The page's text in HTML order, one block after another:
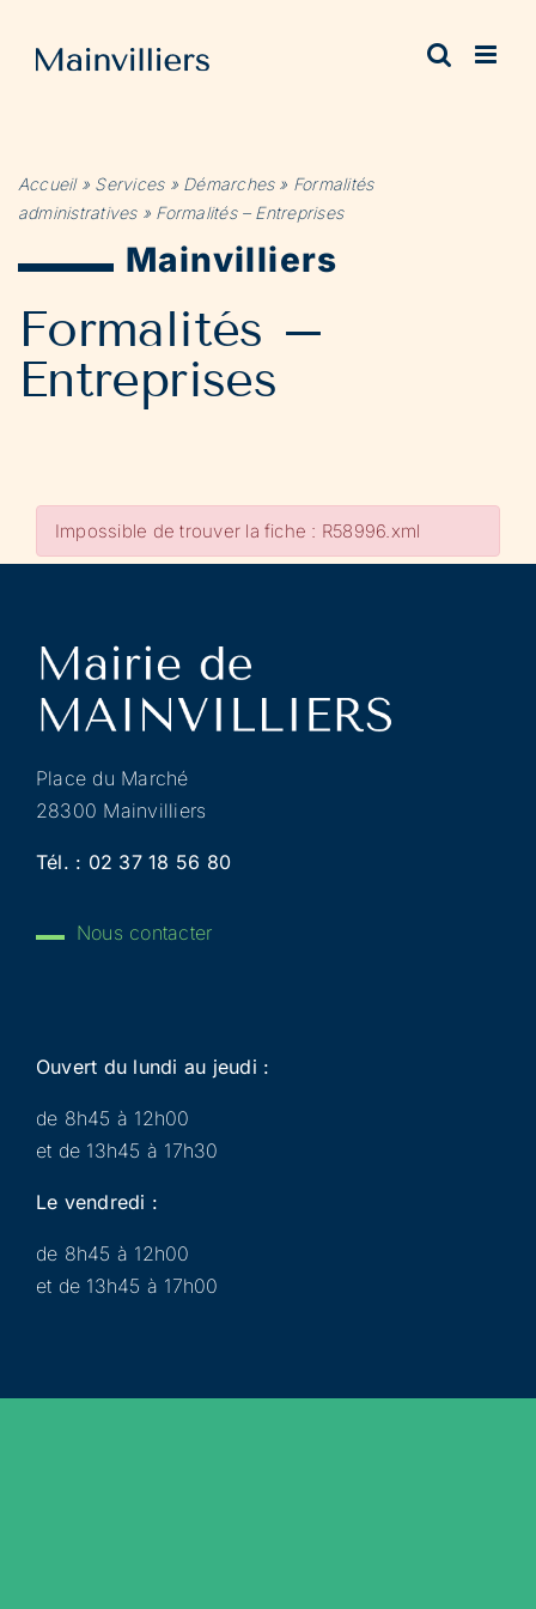
contenu
Accueil» Services» Démarches» Formalités
administratives» Formalités – Entreprises
Mainvilliers
Formalités –
Entreprises
Impossible de trouver la fiche : R58996.xml
Place du Marché
28300 Mainvilliers
Tél. : 02 37 18 56 80
Nous contacter
Ouvert du lundi au jeudi :
de 8h45 à 12h00
et de 13h45 à 17h30
Le vendredi :
de 8h45 à 12h00
et de 13h45 à 17h00